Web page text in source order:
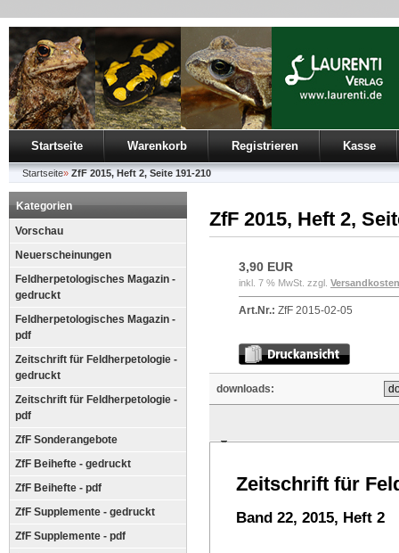
Startseite Warenkorb Registrieren Kasse
Startseite» ZfF 2015, Heft 2, Seite 191-210
Kategorien
Vorschau
Neuerscheinungen
Feldherpetologisches Magazin -
gedruckt
Feldherpetologisches Magazin -
pdf
Zeitschrift für Feldherpetologie -
gedruckt
Zeitschrift für Feldherpetologie -
pdf
ZfF Sonderangebote
ZfF Beihefte - gedruckt
ZfF Beihefte - pdf
ZfF Supplemente - gedruckt
ZfF Supplemente - pdf
ZfF 2015, Heft 2,
3,90 EUR
inkl. 7 % MwSt. zzgl. Versandkosten
Art.Nr.: ZfF 2015-02-05
downloads:
Zeitschrift für
Band 22, 2015, Heft 2